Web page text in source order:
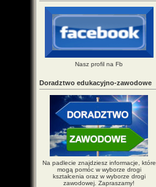
Nasz profil na Fb
Doradztwo edukacyjno-zawodowe
Na padlecie znajdziesz informacje, które
mogą pomóc w wyborze drogi
kształcenia oraz w wyborze drogi
zawodowej. Zapraszamy!